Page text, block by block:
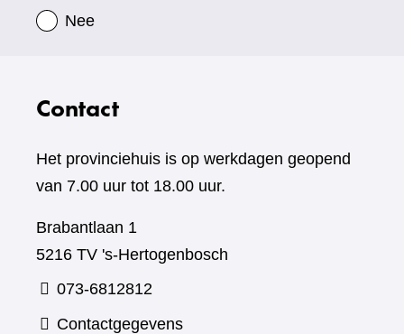
Nee
Contact
Het provinciehuis is op werkdagen geopend
van 7.00 uur tot 18.00 uur.
Brabantlaan 1
5216 TV 's-Hertogenbosch
073-6812812
Contactgegevens